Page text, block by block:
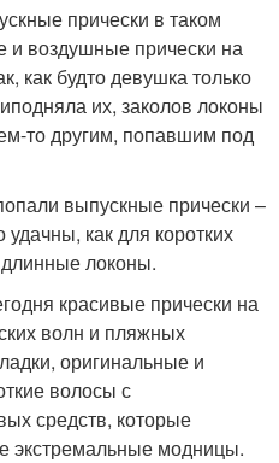
прически в таком
и воздушные прически на
как будто девушка только
их, заколов локоны
то другим, попавшим под
выпускные прически –
как для коротких
локоны.
красивые прически на
волн и пляжных
оригинальные и
волосы с
средств, которые
экстремальные модницы.